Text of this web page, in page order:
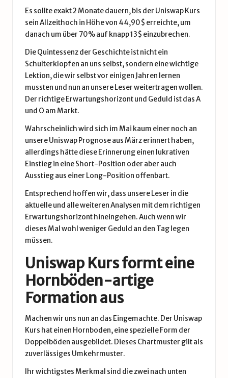
Es sollte exakt 2 Monate dauern, bis der Uniswap Kurs
sein Allzeithoch in Höhe von 44,90$ erreichte, um
danach um über 70% auf knapp 13$ einzubrechen.
Die Quintessenz der Geschichte ist nicht ein
Schulterklopfen an uns selbst, sondern eine wichtige
Lektion, die wir selbst vor einigen Jahren lernen
mussten und nun an unsere Leser weitertragen wollen.
Der richtige Erwartungshorizont und Geduld ist das A
und O am Markt.
Wahrscheinlich wird sich im Mai kaum einer noch an
unsere Uniswap Prognose aus März erinnert haben,
allerdings hätte diese Erinnerung einen lukrativen
Einstieg in eine Short-Position oder aber auch
Ausstieg aus einer Long-Position offenbart.
Entsprechend hoffen wir, dass unsere Leser in die
aktuelle und alle weiteren Analysen mit dem richtigen
Erwartungshorizont hineingehen. Auch wenn wir
dieses Mal wohl weniger Geduld an den Tag legen
müssen.
Uniswap Kurs formt eine
Hornböden-artige
Formation aus
Machen wir uns nun an das Eingemachte. Der Uniswap
Kurs hat einen Hornboden, eine spezielle Form der
Doppelböden ausgebildet. Dieses Chartmuster gilt als
zuverlässiges Umkehrmuster.
Ihr wichtigstes Merkmal sind die zwei nach unten